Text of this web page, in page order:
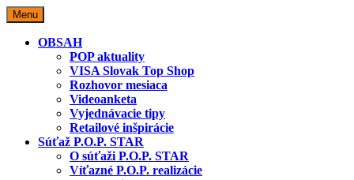
Skip
to
content
Menu
OBSAH
POP aktuality
VISA Slovak Top Shop
Rozhovor mesiaca
Videoanketa
Vyjednávacie tipy
Retailové inšpirácie
Súťaž P.O.P. STAR
O súťaži P.O.P. STAR
Víťazné P.O.P. realizácie